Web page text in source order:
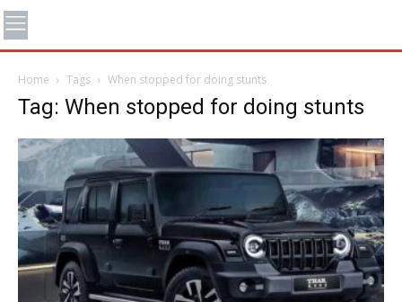
Home Tags When stopped for doing stunts
Tag: When stopped for doing stunts